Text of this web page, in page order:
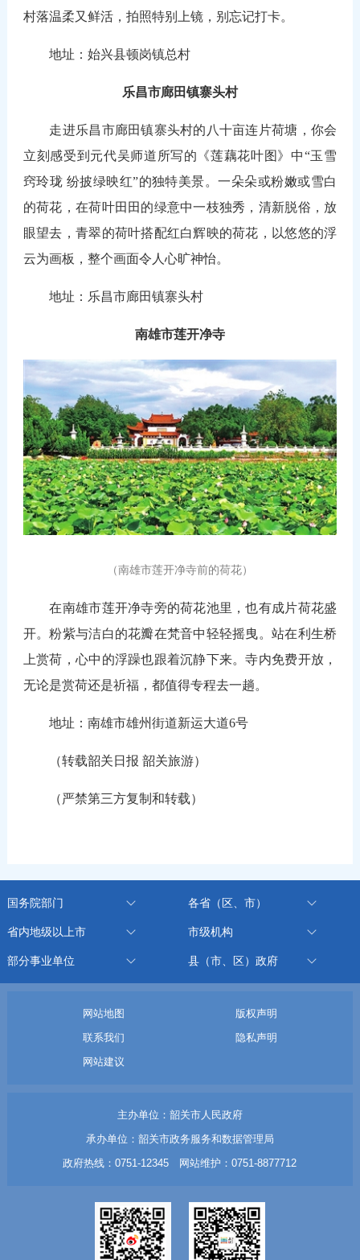
村落温柔又鲜活，拍照特别上镜，别忘记打卡。
地址：始兴县顿岗镇总村
乐昌市廊田镇寨头村
走进乐昌市廊田镇寨头村的八十亩连片荷塘，你会
立刻感受到元代吴师道所写的《莲藕花叶图》中“玉雪
窍玲珑 纷披绿映红”的独特美景。一朵朵或粉嫩或雪白
的荷花，在荷叶田田的绿意中一枝独秀，清新脱俗，放
眼望去，青翠的荷叶搭配红白辉映的荷花，以悠悠的浮
云为画板，整个画面令人心旷神怡。
地址：乐昌市廊田镇寨头村
南雄市莲开净寺
（南雄市莲开净寺前的荷花）
在南雄市莲开净寺旁的荷花池里，也有成片荷花盛
开。粉紫与洁白的花瓣在梵音中轻轻摇曳。站在利生桥
上赏荷，心中的浮躁也跟着沉静下来。寺内免费开放，
无论是赏荷还是祈福，都值得专程去一趟。
地址：南雄市雄州街道新运大道6号
（转载韶关日报 韶关旅游）
（严禁第三方复制和转载）
国务院部门 各省（区、市）
省内地级以上市 市级机构
部分事业单位 县（市、区）政府
网站地图
版权声明
联系我们
隐私声明
网站建议
主办单位：韶关市人民政府
承办单位：韶关市政务服务和数据管理局
政府热线：0751-12345 网站维护：0751-8877712